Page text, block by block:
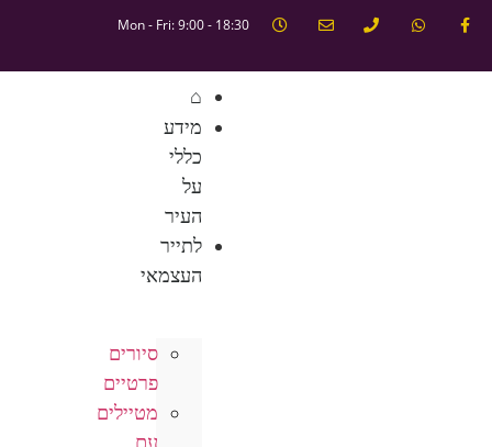
Mon - Fri: 9:00 - 18:30
⌂
מידע
כללי
על
העיר
לתייר
העצמאי
סיורים
פרטיים
מטיילים
עם